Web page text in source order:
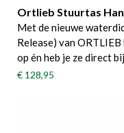
Ortlieb Stuurtas
Met de nieuwe
Release) van
op én heb je ze direct
€ 128,95